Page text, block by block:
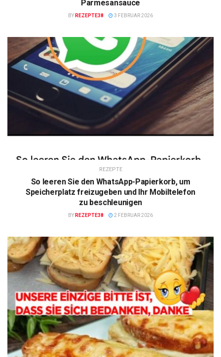
Parmesansauce
BY REZEPTE38 3 FEBRUAR 2026
REZEPTE
So leeren Sie den WhatsApp-Papierkorb, um
Speicherplatz freizugeben und Ihr Mobiltelefon
zu beschleunigen
BY REZEPTE38 2 FEBRUAR 2026